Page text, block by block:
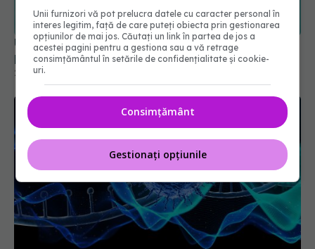
UE a semnat un contract pe 4 ani cu Moderna
pentru vaccinuri împotriva COVID-19
24 ian 2025, 20:30
Unii furnizori vă pot prelucra datele cu caracter personal în
interes legitim, față de care puteți obiecta prin gestionarea
opțiunilor de mai jos. Căutați un link în partea de jos a
acestei pagini pentru a gestiona sau a vă retrage
consimțământul în setările de confidențialitate și cookie-
uri.
Consimțământ
Gestionați opțiunile